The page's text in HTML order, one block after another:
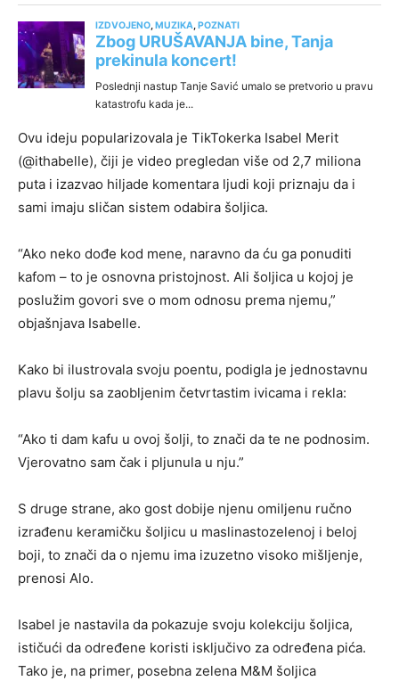
Ovu ideju popularizovala je TikTokerka Isabel Merit
(@ithabelle), čiji je video pregledan više od 2,7 miliona
puta i izazvao hiljade komentara ljudi koji priznaju da i
sami imaju sličan sistem odabira šoljica.
“Ako neko dođe kod mene, naravno da ću ga ponuditi
kafom – to je osnovna pristojnost. Ali šoljica u kojoj je
poslužim govori sve o mom odnosu prema njemu,”
objašnjava Isabelle.
Kako bi ilustrovala svoju poentu, podigla je jednostavnu
plavu šolju sa zaobljenim četvrtastim ivicama i rekla:
“Ako ti dam kafu u ovoj šolji, to znači da te ne podnosim.
Vjerovatno sam čak i pljunula u nju.”
S druge strane, ako gost dobije njenu omiljenu ručno
izrađenu keramičku šoljicu u maslinastozelenoj i beloj
boji, to znači da o njemu ima izuzetno visoko mišljenje,
prenosi Alo.
Isabel je nastavila da pokazuje svoju kolekciju šoljica,
ističući da određene koristi isključivo za određena pića.
Tako je, na primer, posebna zelena M&M šoljica